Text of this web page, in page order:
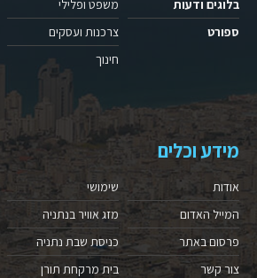
בלוגים ודעות
ספורט
משפט ופלילי
צרכנות ועסקים
חינוך
מידע וכלים
אודות
המייל האדום
פרסום באתר
צור קשר
שימושי
מזג אוויר בנתניה
כניסת שבת נתניה
בית מרקחת תורן